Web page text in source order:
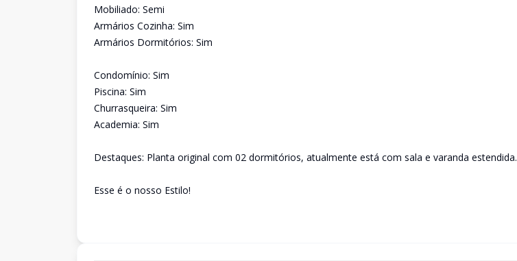
Mobiliado: Semi
Armários Cozinha: Sim
Armários Dormitórios: Sim
Condomínio: Sim
Piscina: Sim
Churrasqueira: Sim
Academia: Sim
Destaques: Planta original com 02 dormitórios, atualmente está com sala e varanda estendida.
Esse é o nosso Estilo!